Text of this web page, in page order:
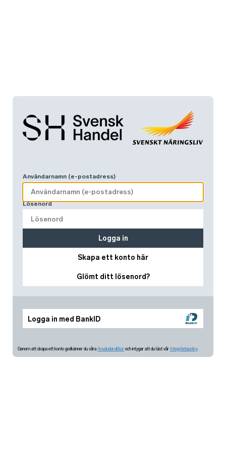
Logga in med BankID
Användarnamn (e-postadress)
Lösenord
Skapa ett konto här
Glömt ditt lösenord?
Logga in
Genom att skapa ett konto godkänner du våra Användarvillkor och intygar att du läst vår Integritetspolicy.